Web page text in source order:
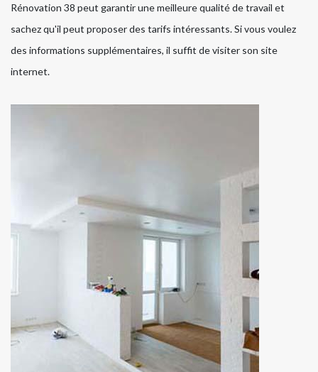
Rénovation 38 peut garantir une meilleure qualité de travail et
sachez qu'il peut proposer des tarifs intéressants. Si vous voulez
des informations supplémentaires, il suffit de visiter son site
internet.